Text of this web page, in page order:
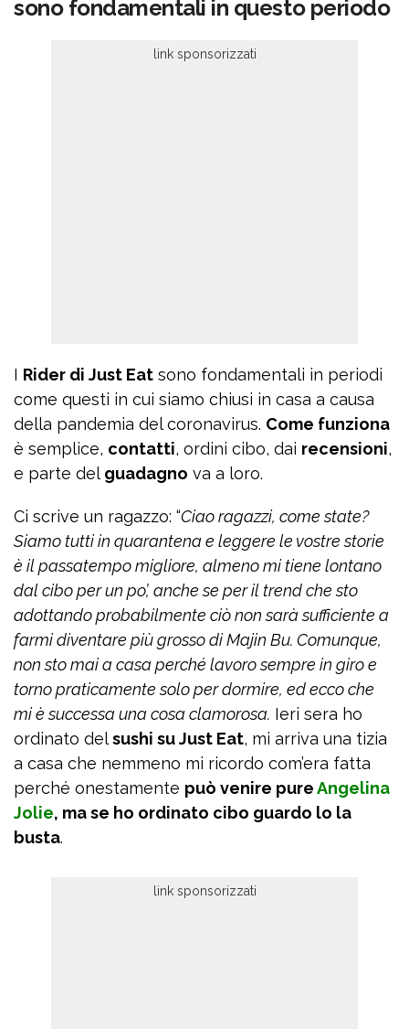
sono fondamentali in questo periodo
I Rider di Just Eat sono fondamentali in periodi
come questi in cui siamo chiusi in casa a causa
della pandemia del coronavirus. Come funziona
è semplice, contatti, ordini cibo, dai recensioni,
e parte delguadagno va a loro.
Ci scrive un ragazzo: “Ciao ragazzi, come state?
Siamo tutti in quarantena e leggere le vostre storie
è il passatempo migliore, almeno mi tiene lontano
dal cibo per un po’, anche se per il trend che sto
adottando probabilmente ciò non sarà sufficiente a
farmi diventare più grosso di Majin Bu. Comunque,
non sto mai a casa perché lavoro sempre in giro e
torno praticamente solo per dormire, ed ecco che
mi è successa una cosa clamorosa. Ieri sera ho
ordinato delsushi su Just Eat, mi arriva una tizia
a casa che nemmeno mi ricordo com’era fatta
perché onestamente può venire pureAngelina
Jolie, ma se ho ordinato cibo guardo lo la
busta.